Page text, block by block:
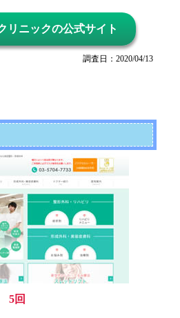
ニックの公式サイト
調査日：2020/04/13
5回